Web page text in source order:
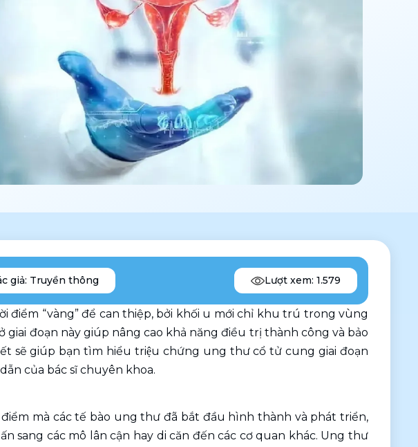
giả: Truyền thông Lượt xem: 1.579
điểm “vàng” để can thiệp, bởi khối u mới chỉ khu trú trong vùng
giai đoạn này giúp nâng cao khả năng điều trị thành công và bảo
sẽ giúp bạn tìm hiểu triệu chứng ung thư cổ tử cung giai đoạn
của bác sĩ chuyên khoa.
mà các tế bào ung thư đã bắt đầu hình thành và phát triển,
sang các mô lân cận hay di căn đến các cơ quan khác. Ung thư